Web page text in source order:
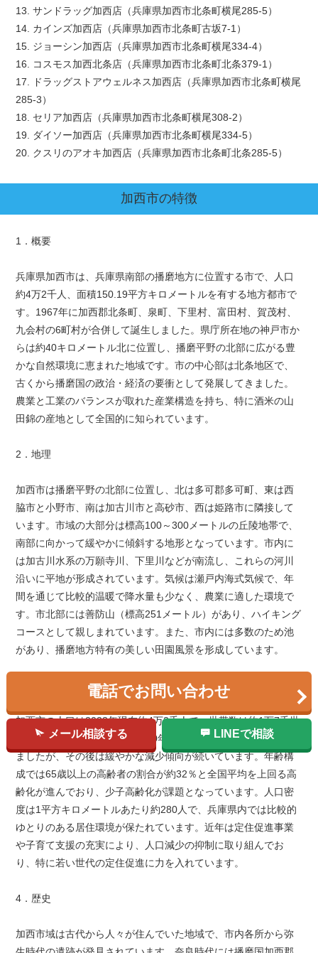
13. サンドラッグ加西店（兵庫県加西市北条町横尾285-5）
14. カインズ加西店（兵庫県加西市北条町古坂7-1）
15. ジョーシン加西店（兵庫県加西市北条町横尾334-4）
16. コスモス加西北条店（兵庫県加西市北条町北条379-1）
17. ドラッグストアウェルネス加西店（兵庫県加西市北条町横尾
285-3）
18. セリア加西店（兵庫県加西市北条町横尾308-2）
19. ダイソー加西店（兵庫県加西市北条町横尾334-5）
20. クスリのアオキ加西店（兵庫県加西市北条町北条285-5）
加西市の特徴
1．概要
兵庫県加西市は、兵庫県南部の播磨地方に位置する市で、人口
約4万2千人、面積150.19平方キロメートルを有する地方都市で
す。1967年に加西郡北条町、泉町、下里村、富田村、賀茂村、
九会村の6町村が合併して誕生しました。県庁所在地の神戸市か
らは約40キロメートル北に位置し、播磨平野の北部に広がる豊
かな自然環境に恵まれた地域です。市の中心部は北条地区で、
古くから播磨国の政治・経済の要衝として発展してきました。
農業と工業のバランスが取れた産業構造を持ち、特に酒米の山
田錦の産地として全国的に知られています。
2．地理
加西市は播磨平野の北部に位置し、北は多可郡多可町、東は西
脇市と小野市、南は加古川市と高砂市、西は姫路市に隣接して
います。市域の大部分は標高100～300メートルの丘陵地帯で、
南部に向かって緩やかに傾斜する地形となっています。市内に
は加古川水系の万願寺川、下里川などが南流し、これらの河川
沿いに平地が形成されています。気候は瀬戸内海式気候で、年
間を通じて比較的温暖で降水量も少なく、農業に適した環境で
す。市北部には善防山（標高251メートル）があり、ハイキング
コースとして親しまれています。また、市内には多数のため池
があり、播磨地方特有の美しい田園風景を形成しています。
加西市の人口は2023年現在約4万2千人で、世帯数は約1万7千世
帯です。高度経済成長期の1970年代には人口5万人を超えてい
ましたが、その後は緩やかな減少傾向が続いています。年齢構
成では65歳以上の高齢者の割合が約32％と全国平均を上回る高
齢化が進んでおり、少子高齢化が課題となっています。人口密
度は1平方キロメートルあたり約280人で、兵庫県内では比較的
ゆとりのある居住環境が保たれています。近年は定住促進事業
や子育て支援の充実により、人口減少の抑制に取り組んでお
り、特に若い世代の定住促進に力を入れています。
4．歴史
加西市域は古代から人々が住んでいた地域で、市内各所から弥
電話でお問い合わせ
メール相談する LINEで相談